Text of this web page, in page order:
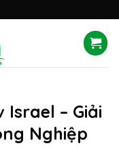
Israel – Giải
Nghiệp